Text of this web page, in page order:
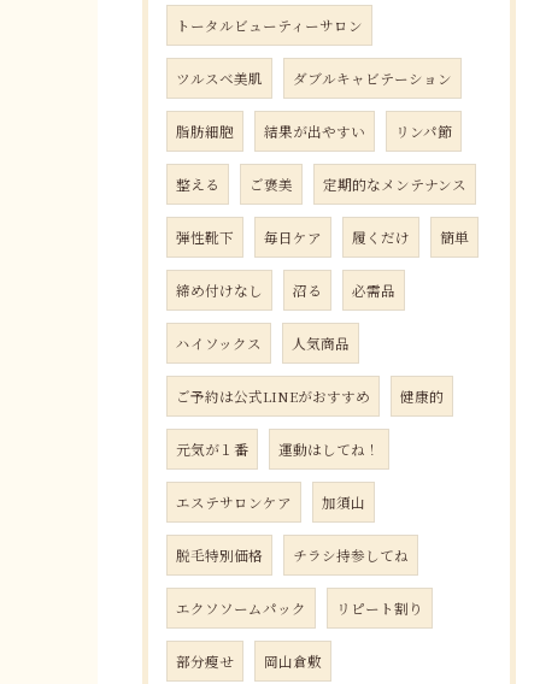
トータルビューティーサロン
ツルスベ美肌 ダブルキャビテーション
脂肪細胞 結果が出やすい リンパ節
整える ご褒美 定期的なメンテナンス
弾性靴下 毎日ケア 履くだけ 簡単
締め付けなし 沼る 必需品
ハイソックス 人気商品
ご予約は公式LINEがおすすめ 健康的
元気が１番 運動はしてね！
エステサロンケア 加須山
脱毛特別価格 チラシ持参してね
エクソソームパック リピート割り
部分瘦せ 岡山倉敷